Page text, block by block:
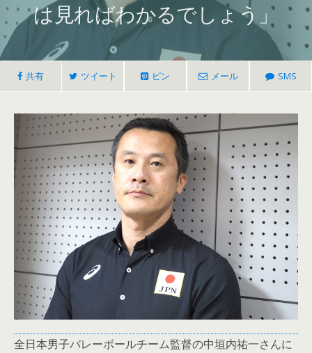
は見ればわかるでしょう」
共有 ツイート ピン メール SMS
全日本男子バレーボールチーム監督の中垣内祐一さんに